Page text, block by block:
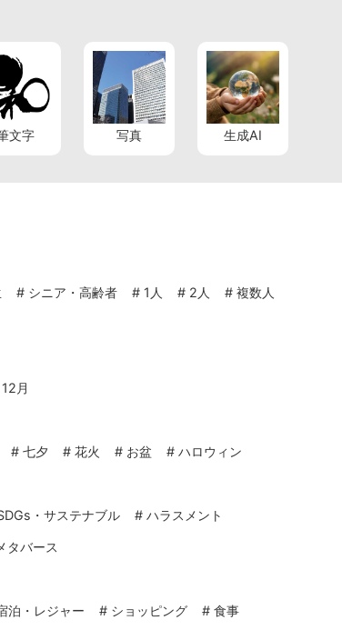
文字 写真 生成AI
# シニア・高齢者 # 1人 # 2人 # 複数人
12月
# 七夕 # 花火 # お盆 # ハロウィン
・サステナブル # ハラスメント
タバース
泊・レジャー # ショッピング # 食事